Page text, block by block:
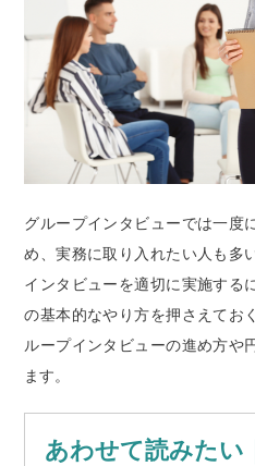
グループインタビューでは一度
め、実務に取り入れたい人も多
インタビューを適切に実施する
の基本的なやり方を押さえてお
ループインタビューの進め方や
ます。
あわせて読みたい